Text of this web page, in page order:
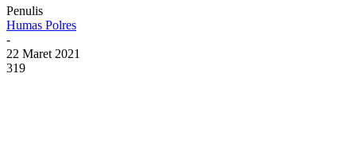
Penulis
Humas Polres
-
22 Maret 2021
319